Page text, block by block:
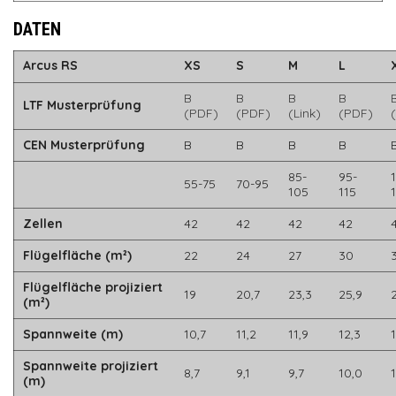
DATEN
Arcus RS XS S M L
LTF Musterprüfung
B
(PDF)
B
(PDF)
B
(Link)
B
(PDF)
CEN Musterprüfung
B B B B
55-75 70-95
85-
105
95-
115
Zellen
42 42 42 42
Flügelfläche (m²)
22 24 27 30
Flügelfläche projiziert
(m²)
19 20,7 23,3 25,9
Spannweite (m) 10,7 11,2 11,9 12,3
Spannweite projiziert
(m)
8,7 9,1 9,7 10,0